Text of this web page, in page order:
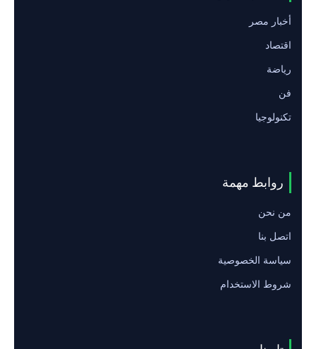
أخبار مصر
اقتصاد
رياضة
فن
تكنولوجيا
روابط مهمة
من نحن
اتصل بنا
سياسة الخصوصية
شروط الاستخدام